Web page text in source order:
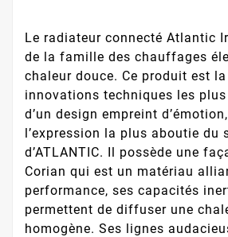
Le radiateur connecté Atlantic
de la famille des chauffages
chaleur douce. Ce produit est
innovations techniques les
d’un design empreint
l’expression la plus aboutie du
d’ATLANTIC. Il possède une
Corian qui est un matériau
performance, ses capacités
permettent de diffuser une
homogène. Ses lignes